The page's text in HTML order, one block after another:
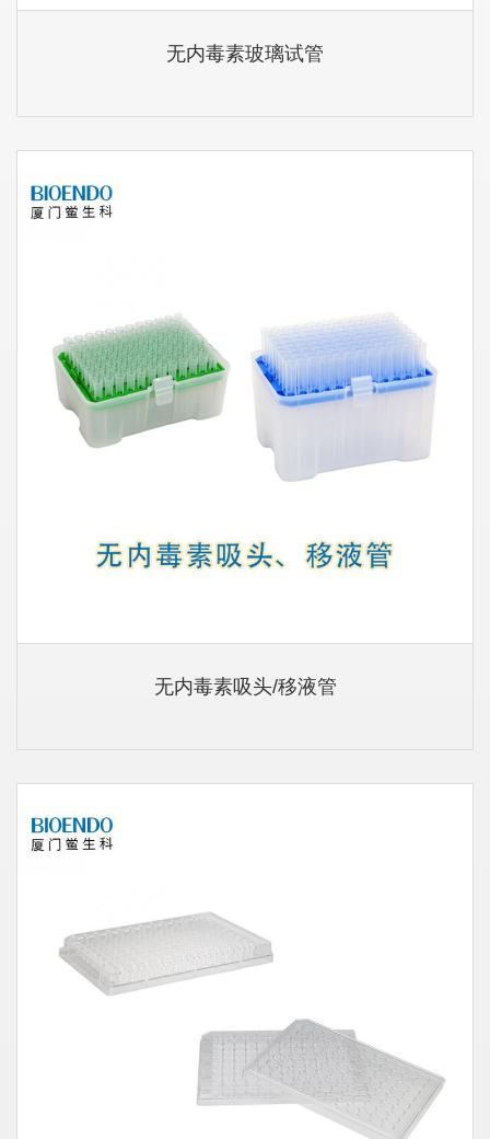
无内毒素玻璃试管
无内毒素吸头/移液管